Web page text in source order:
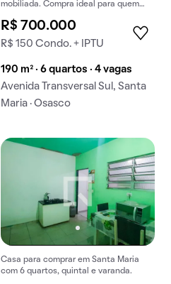
mobiliada. Compra ideal para quem
R$ 700.000
R$ 150 Condo. + IPTU
190 m² · 6 quartos · 4 vagas
Avenida Transversal Sul, Santa
Maria · Osasco
Casa para comprar em Santa Maria
com 6 quartos, quintal e varanda.